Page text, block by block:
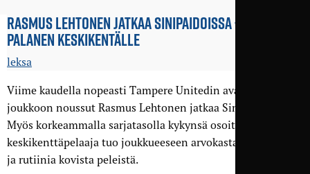
RASMUS LEHTONEN JATKAA SINIPAIDOISSA – TÄRKEÄ
PALANEN KESKIKENTÄLLE
leksa
Viime kaudella nopeasti Tampere Unitedin avainpelaajien
joukkoon noussut Rasmus Lehtonen jatkaa Sinipaidoissa.
Myös korkeammalla sarjatasolla kykynsä osoittanut
keskikenttäpelaaja tuo joukkueeseen arvokasta kokemusta
ja rutiinia kovista peleistä.